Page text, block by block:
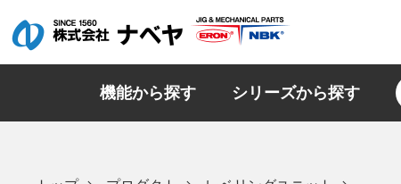
機能から探す シリーズから探す